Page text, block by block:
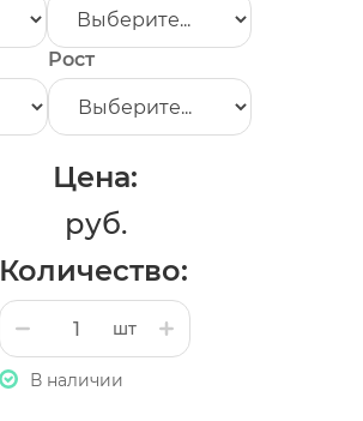
Рост
Цена:
руб.
Количество:
шт
В наличии